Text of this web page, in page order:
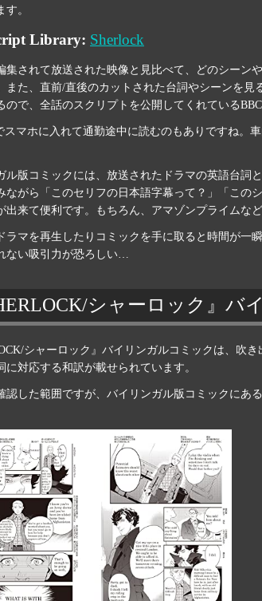
す。
Library: Sherlock
集されて放送された映像と見比べて、どのシーン
また、直前/直後のカットされた台詞やシーンを見
ので、全話のスクリプトを公開してくれている
スマホに入れて通勤途中に読むのもありですね。
ル版コミックには、放送されたドラマの英語台詞
ながら「このセリフの日本語字幕って？」「この
出来て便利です。もちろん、アマゾンプライムな
ラマを再生したりコミックを手に取ると時間が一
ない吸引力が恐ろしい…
シャーロック』バ
シャーロック』バイリンガルコミックは、吹
に対応する和訳が載せられています。
認した範囲ですが、バイリンガル版コミックにあ